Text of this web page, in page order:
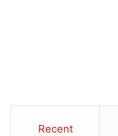
Recent